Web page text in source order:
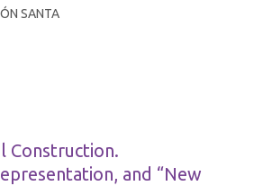
SANTA
Construction.
and “New